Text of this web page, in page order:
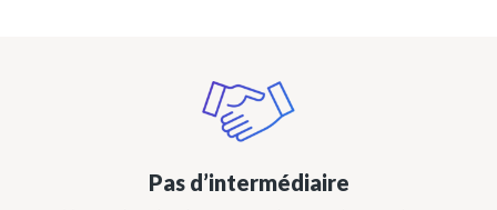
Pas d’intermédiaire